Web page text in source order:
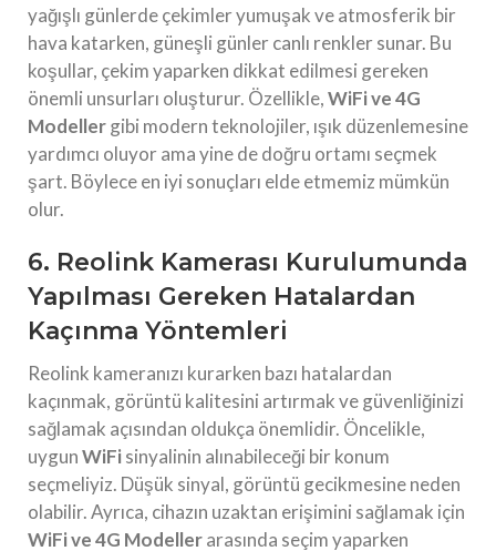
yağışlı günlerde çekimler yumuşak ve atmosferik bir
hava katarken, güneşli günler canlı renkler sunar. Bu
koşullar, çekim yaparken dikkat edilmesi gereken
önemli unsurları oluşturur. Özellikle,WiFi ve 4G
Modellergibi modern teknolojiler, ışık düzenlemesine
yardımcı oluyor ama yine de doğru ortamı seçmek
şart. Böylece en iyi sonuçları elde etmemiz mümkün
olur.
6. Reolink Kamerası Kurulumunda
Yapılması Gereken Hatalardan
Kaçınma Yöntemleri
Reolink kameranızı kurarken bazı hatalardan
kaçınmak, görüntü kalitesini artırmak ve güvenliğinizi
sağlamak açısından oldukça önemlidir. Öncelikle,
uygunWiFisinyalinin alınabileceği bir konum
seçmeliyiz. Düşük sinyal, görüntü gecikmesine neden
olabilir. Ayrıca, cihazın uzaktan erişimini sağlamak için
WiFi ve 4G Modellerarasında seçim yaparken